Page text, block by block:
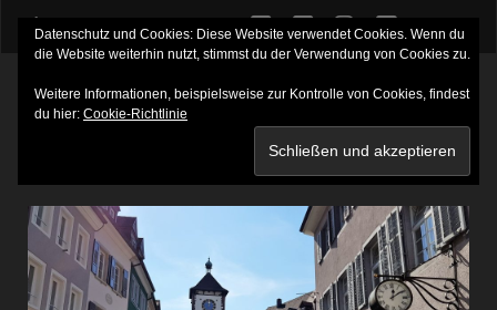
twitterfacebookinstagram
youtube
Datenschutz und Cookies: Diese Website verwendet Cookies. Wenn du
die Website weiterhin nutzt, stimmst du der Verwendung von Cookies zu.
Weitere Informationen, beispielsweise zur Kontrolle von Cookies, findest
du hier: Cookie-Richtlinie